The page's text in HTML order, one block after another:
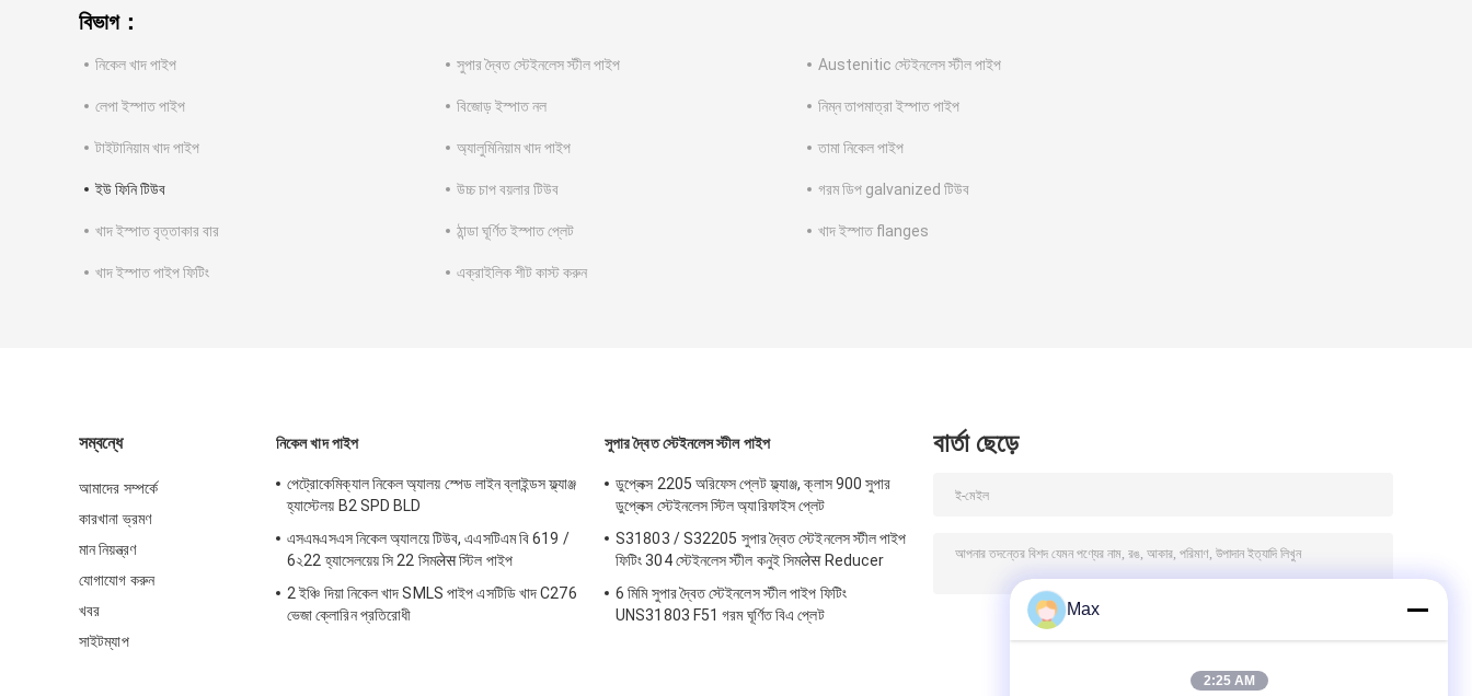
বিভাগ：
নিকেল খাদ পাইপ সুপার দ্বৈত স্টেইনলেস স্টীল পাইপ Austenitic স্টেইনলেস স্টীল পাইপ
লেপা ইস্পাত পাইপ বিজোড় ইস্পাত নল নিম্ন তাপমাত্রা ইস্পাত পাইপ
টাইটানিয়াম খাদ পাইপ অ্যালুমিনিয়াম খাদ পাইপ তামা নিকেল পাইপ
ইউ ফিনি টিউব উচ্চ চাপ বয়লার টিউব গরম ডিপ galvanized টিউব
খাদ ইস্পাত বৃত্তাকার বার ঠান্ডা ঘূর্ণিত ইস্পাত প্লেট খাদ ইস্পাত flanges
খাদ ইস্পাত পাইপ ফিটিং এক্রাইলিক শীট কাস্ট করুন
সম্বন্ধে
আমাদের সম্পর্কে
কারখানা ভ্রমণ
মান নিয়ন্ত্রণ
যোগাযোগ করুন
খবর
সাইটম্যাপ
নিকেল খাদ পাইপ
পেট্রোকেমিক্যাল নিকেল অ্যালয় স্পেড লাইন ব্লাইন্ডস ফ্ল্যাঞ্জ
হ্যাস্টেলয় B2 SPD BLD
এসএমএসএস নিকেল অ্যালয়ে টিউব, এএসটিএম বি 619 /
6২22 হ্যাসেলয়েয় সি 22 সিমलेस স্টিল পাইপ
2 ইঞ্চি দিয়া নিকেল খাদ SMLS পাইপ এসটিডি খাদ C276
ভেজা ক্লোরিন প্রতিরোধী
সুপার দ্বৈত স্টেইনলেস স্টীল পাইপ
ডুপ্লেক্স 2205 অরিফেস প্লেট ফ্ল্যাঞ্জ, ক্লাস 900 সুপার
ডুপ্লেক্স স্টেইনলেস স্টিল অ্যারিফাইস প্লেট
S31803 / S32205 সুপার দ্বৈত স্টেইনলেস স্টীল পাইপ
ফিটিং 304 স্টেইনলেস স্টীল কনুই সিমलेस Reducer
6 মিমি সুপার দ্বৈত স্টেইনলেস স্টীল পাইপ ফিটিং
UNS31803 F51 গরম ঘূর্ণিত বিএ প্লেট
বার্তা ছেড়ে
Max
2:25 AM